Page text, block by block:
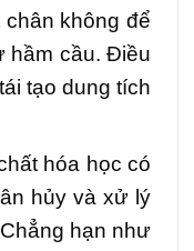
không để
hầm cầu. Điều
tạo dung tích
hóa học có
hủy và xử lý
hạn như